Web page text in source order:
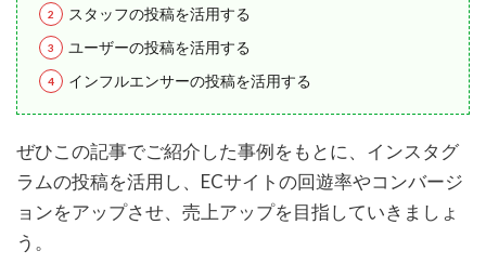
スタッフの投稿を活用する
ユーザーの投稿を活用する
インフルエンサーの投稿を活用する
ぜひこの記事でご紹介した事例をもとに、インスタグ
ラムの投稿を活用し、ECサイトの回遊率やコンバージ
ョンをアップさせ、売上アップを目指していきましょ
う。